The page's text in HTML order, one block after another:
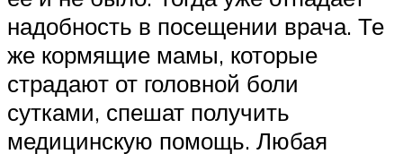
надобность в посещении врача. Те
же кормящие мамы, которые
страдают от головной боли
сутками, спешат получить
медицинскую помощь. Любая